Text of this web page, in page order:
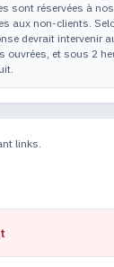
sont réservées à
aux non-clients.
devrait intervenir
ouvrées, et sous 2
links.